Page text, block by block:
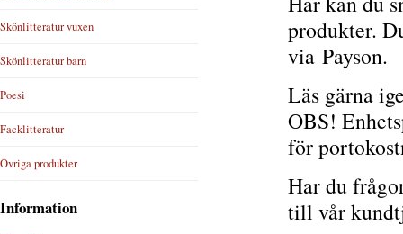
produkter.
via Payson.
Läs gärna
OBS!
för
Har du
till vår
Skönlitteratur vuxen
Skönlitteratur barn
Poesi
Facklitteratur
Övriga produkter
Information